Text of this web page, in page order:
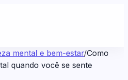
mental e bem-estar/Como
quando você se sente